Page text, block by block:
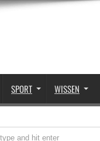
SPORT WISSEN